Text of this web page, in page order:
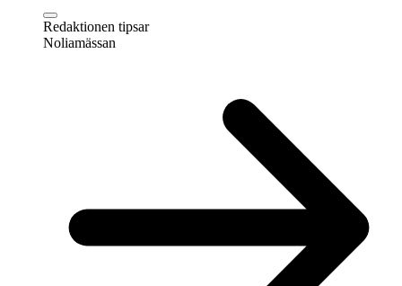
Redaktionen tipsar
Noliamässan